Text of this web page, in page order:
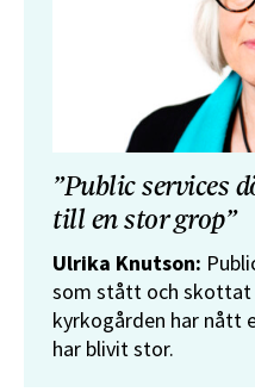
”Public services
till en stor grop”
Ulrika Knutson:
som stått och skottat
kyrkogården har nått
har blivit stor.